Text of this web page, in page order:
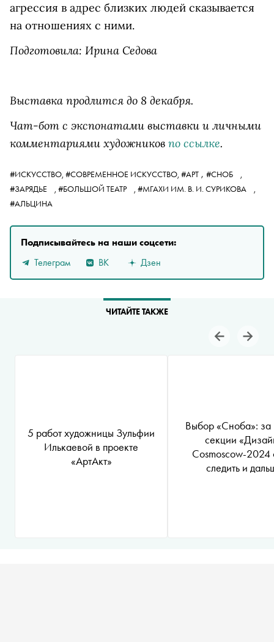
агрессия в адрес близких людей сказывается
на отношениях с ними.
Подготовила: Ирина Седова
Выставка продлится до 8 декабря.
Чат-бот с экспонатами выставки и личными
комментариями художников по ссылке.
#ИСКУССТВО, #СОВРЕМЕННОЕ ИСКУССТВО, #АРТ , #СНОБ
,
#ЗАРЯДЬЕ
, #БОЛЬШОЙ ТЕАТР , #МГАХИ ИМ. В. И. СУРИКОВА
,
#АЛЬЦИНА
Подписывайтесь на наши соцсети:
Телеграм
ВК Дзен
ЧИТАЙТЕ ТАКЖЕ
5 работ художницы Зульфии
Илькаевой в проекте
«АртАкт»
Выбор «Сноба»: за
секции
Cosmoscow-2024
следить и